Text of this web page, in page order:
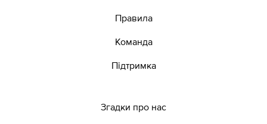
Правила
Команда
Підтримка
Згадки про нас